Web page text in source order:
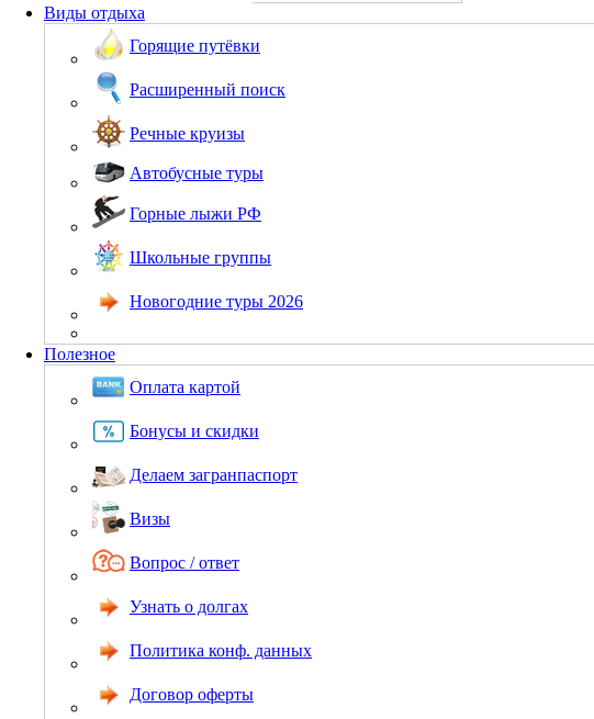
Виды отдыха
Горящие путёвки
Расширенный поиск
Речные круизы
Автобусные туры
Горные лыжи РФ
Школьные группы
Новогодние туры 2026
Полезное
Оплата картой
Бонусы и скидки
Делаем загранпаспорт
Визы
Вопрос / ответ
Узнать о долгах
Политика конф. данных
Договор оферты